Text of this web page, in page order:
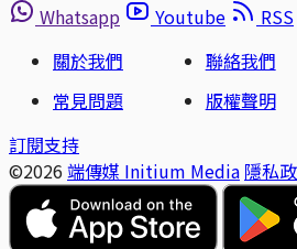
Whatsapp
Youtube
RSS
關於我們
聯絡我們
常見問題
版權聲明
訂閱支持
©2026 端傳媒 Initium Media 隱私